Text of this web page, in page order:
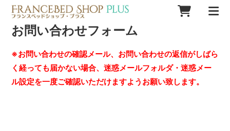
お問い合わせフォーム
※お問い合わせの確認メール、お問い合わせの返信がしばら
く経っても届かない場合、迷惑メールフォルダ・迷惑メー
ル設定を一度ご確認いただけますようお願い致します。